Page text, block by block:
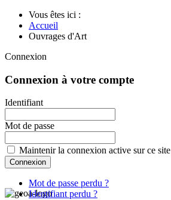
Vous êtes ici :
Accueil
Ouvrages d'Art
Connexion
Connexion à votre compte
Identifiant
Mot de passe
Maintenir la connexion active sur ce site
Mot de passe perdu ?
Identifiant perdu ?